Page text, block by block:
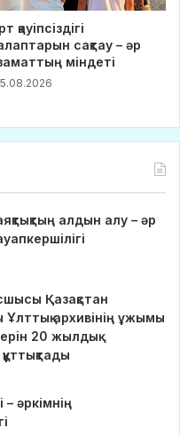
қауіпсіздігі
сақтау – әр
міндеті
5.08.2026
алдын алу – әр
Қазақстан
архивінің ұжымы
20 жылдық
– әркімнің